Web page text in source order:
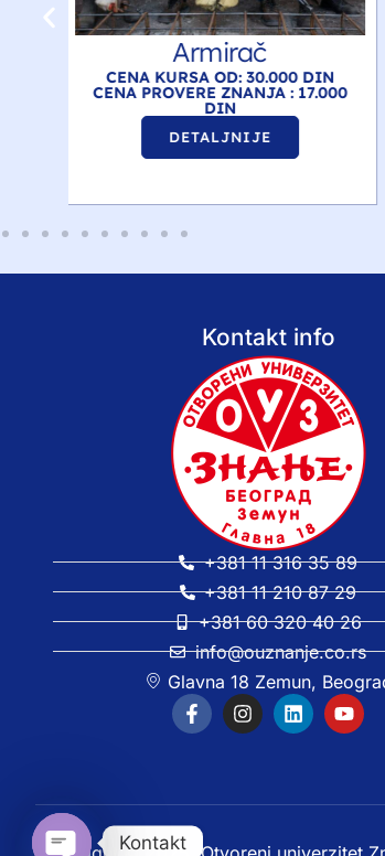
Kamenorezac
CENA KURSA OD: 30.000 DIN
CENA PROVERE ZNANJA : 17.000
DIN
DETALJNIJE
Kontakt info
+381 11 316 35 89
+381 11 210 87 29
+381 60 320 40 26
info@ouznanje.co.rs
Glavna 18 Zemun,
Kontakt